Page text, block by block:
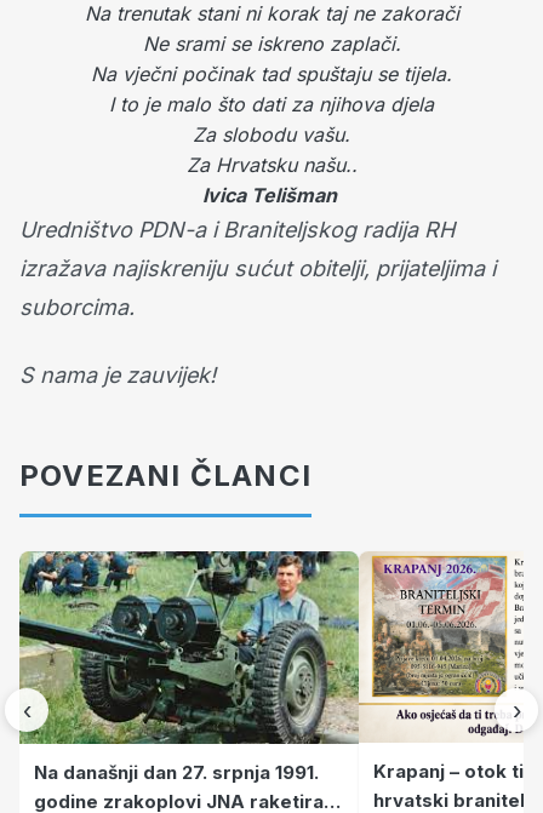
Na trenutak stani ni korak taj ne zakorači
Ne srami se iskreno zaplači.
Na vječni počinak tad spuštaju se tijela.
I to je malo što dati za njihova djela
Za slobodu vašu.
Za Hrvatsku našu..
Ivica Telišman
Uredništvo PDN-a i Braniteljskog radija RH
izražava najiskreniju sućut obitelji, prijateljima i
suborcima.
S nama je zauvijek!
POVEZANI ČLANCI
‹
Na današnji dan 27. srpnja 1991.
godine zrakoplovi JNA raketirali
Krapanj – otok
hrvatski branitelji
›